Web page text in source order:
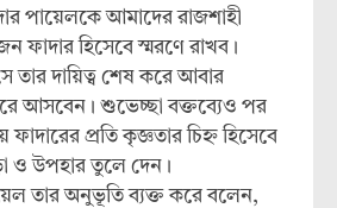
পায়েলকে আমাদের রাজশাহী
ফাদার হিসেবে স্মরণে রাখব।
তার দায়িত্ব শেষ করে আবার
আসবেন। শুভেচ্ছা বক্তব্যেও পর
প্রতি কৃজ্ঞতার চিহ্ন হিসেবে
ও উপহার তুলে দেন।
তার অনুভূতি ব্যক্ত করে বলেন,